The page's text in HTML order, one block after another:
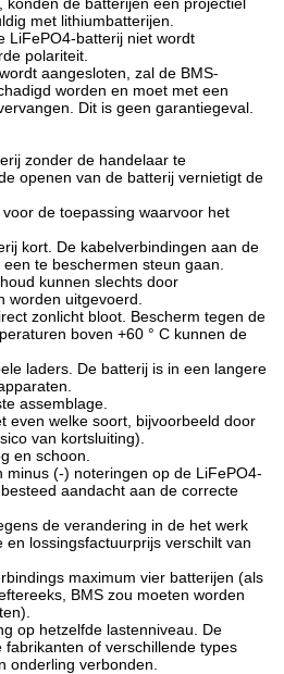
met lithiumbatterijen.
LiFePO4-batterij niet wordt
polariteit.
aangesloten, zal de BMS-
worden en moet met een
Dit is geen garantiegeval.
zonder de handelaar te
openen van de batterij vernietigt de
de toepassing waarvoor het
kort. De kabelverbindingen aan de
te beschermen steun gaan.
kunnen slechts door
worden uitgevoerd.
zonlicht bloot. Bescherm tegen de
boven +60 ° C kunnen de
laders. De batterij is in een langere
assemblage.
even welke soort, bijvoorbeeld door
van kortsluiting).
en schoon.
minus (-) noteringen op de LiFePO4-
aandacht aan de correcte
de verandering in de het werk
lossingsfactuurprijs verschilt van
maximum vier batterijen (als
BMS zou moeten worden
op hetzelfde lastenniveau. De
of verschillende types
onderling verbonden.